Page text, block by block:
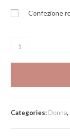
Confezione
Bracciale
Ginevra
Categories: Donna,